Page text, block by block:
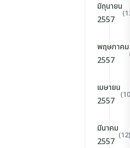
มิถุนายน
2557
พฤษภาคม
2557
เมษายน
2557
มีนาคม
2557
(12)